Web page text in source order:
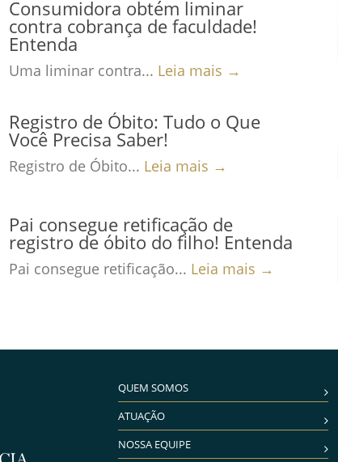
Consumidora obtém liminar
contra cobrança de faculdade!
Entenda
Uma liminar contra... Leia mais →
Registro de Óbito: Tudo o Que
Você Precisa Saber!
Registro de Óbito... Leia mais →
Pai consegue retificação de
registro de óbito do filho! Entenda
Pai consegue retificação... Leia mais →
QUEM SOMOS
ATUAÇÃO
NOSSA EQUIPE